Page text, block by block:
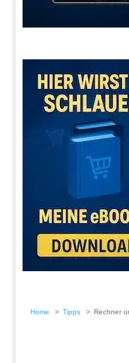
Home Tipps Rechner